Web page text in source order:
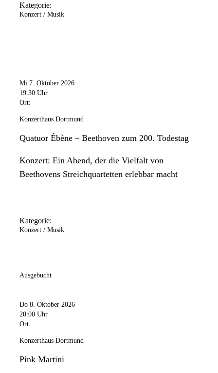
Kategorie:
Konzert / Musik
Mi 7. Oktober 2026
19:30 Uhr
Ort:
Konzerthaus Dortmund
Quatuor Ébène – Beethoven zum 200. Todestag
Konzert: Ein Abend, der die Vielfalt von
Beethovens Streichquartetten erlebbar macht
Kategorie:
Konzert / Musik
Ausgebucht
Do 8. Oktober 2026
20:00 Uhr
Ort:
Konzerthaus Dortmund
Pink Martini